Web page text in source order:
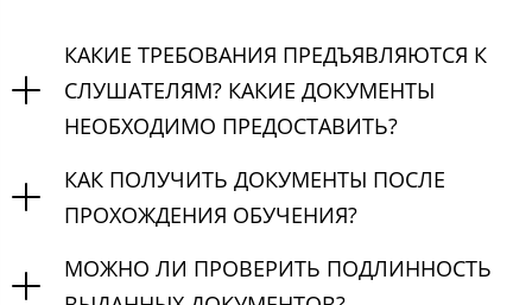
КАКИЕ ТРЕБОВАНИЯ ПРЕДЪЯВЛЯЮТСЯ К
СЛУШАТЕЛЯМ? КАКИЕ ДОКУМЕНТЫ
НЕОБХОДИМО ПРЕДОСТАВИТЬ?
КАК ПОЛУЧИТЬ ДОКУМЕНТЫ ПОСЛЕ
ПРОХОЖДЕНИЯ ОБУЧЕНИЯ?
МОЖНО ЛИ ПРОВЕРИТЬ ПОДЛИННОСТЬ